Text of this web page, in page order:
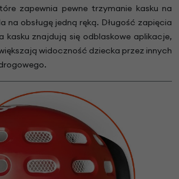
zapewnia pewne trzymanie kasku na
na obsługę jedną ręką. Długość zapięcia
kasku znajdują się odblaskowe aplikacje,
widoczność dziecka przez innych